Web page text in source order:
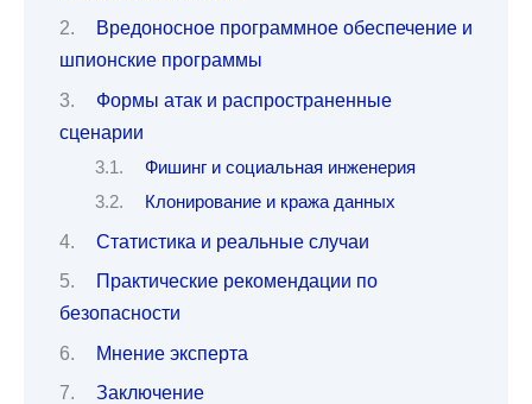
Вредоносное программное обеспечение и
шпионские программы
Формы атак и распространенные
сценарии
Фишинг и социальная инженерия
Клонирование и кража данных
Статистика и реальные случаи
Практические рекомендации по
безопасности
Мнение эксперта
Заключение